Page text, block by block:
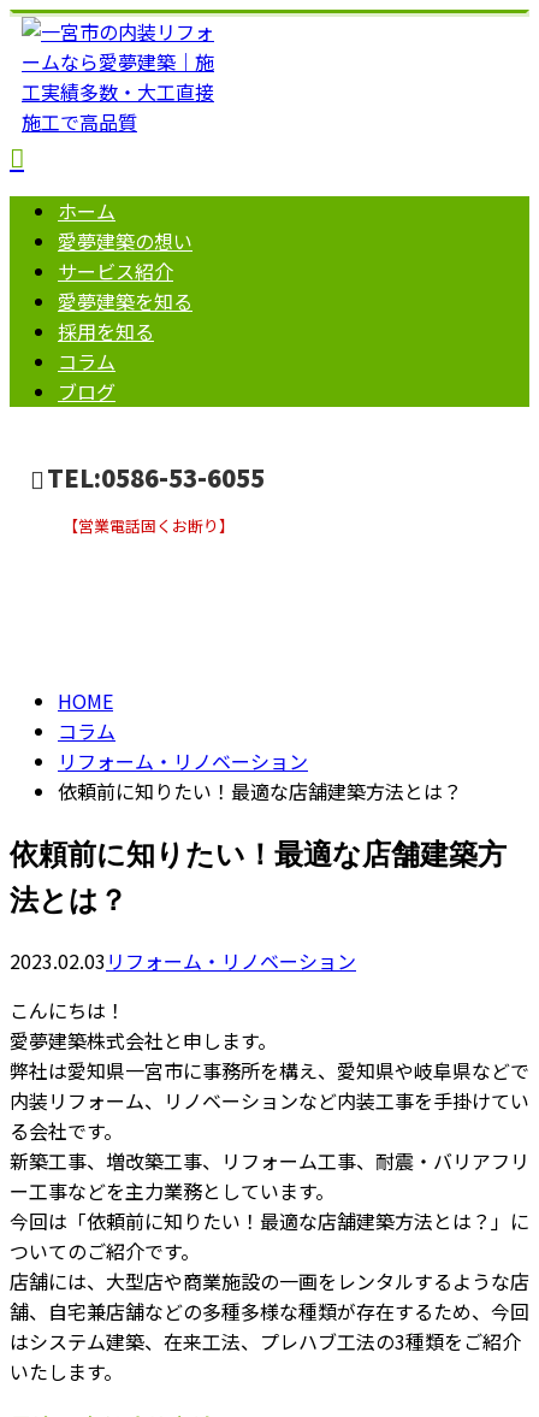
ホーム
愛夢建築の想い
サービス紹介
愛夢建築を知る
採用を知る
コラム
ブログ
TEL:0586-53-6055
【営業電話固くお断り】
HOME
コラム
リフォーム・リノベーション
依頼前に知りたい！最適な店舗建築方法とは？
依頼前に知りたい！最適な店舗建築方
法とは？
2023.02.03リフォーム・リノベーション
こんにちは！
愛夢建築株式会社と申します。
弊社は愛知県一宮市に事務所を構え、愛知県や岐阜県などで
内装リフォーム、リノベーションなど内装工事を手掛けてい
る会社です。
新築工事、増改築工事、リフォーム工事、耐震・バリアフリ
ー工事などを主力業務としています。
今回は「依頼前に知りたい！最適な店舗建築方法とは？」に
ついてのご紹介です。
店舗には、大型店や商業施設の一画をレンタルするような店
舗、自宅兼店舗などの多種多様な種類が存在するため、今回
はシステム建築、在来工法、プレハブ工法の3種類をご紹介
いたします。